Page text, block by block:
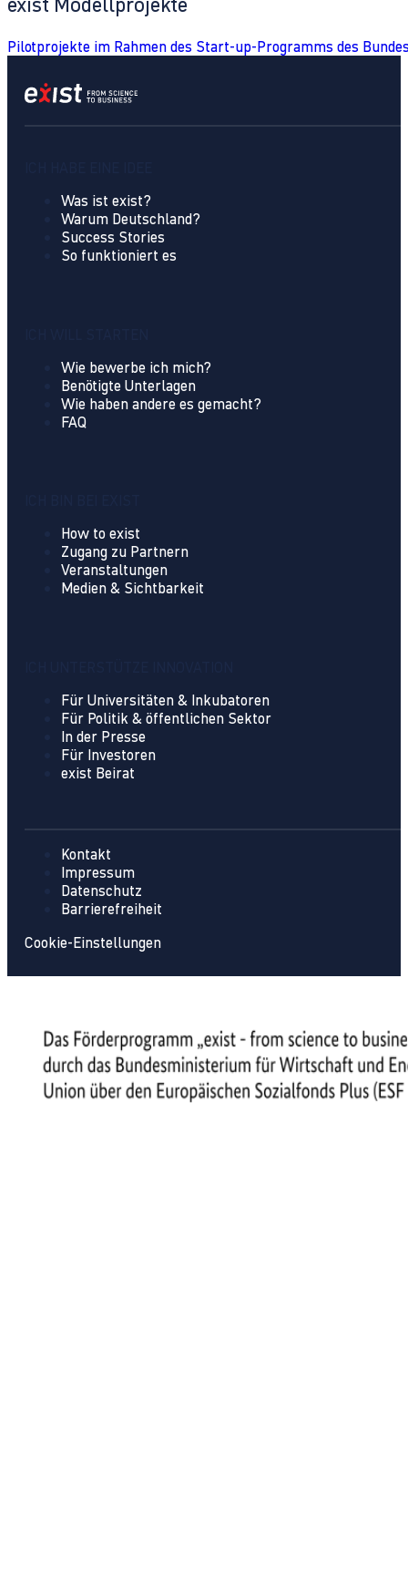
Pilotprojekte im Rahmen des Start-up-Programms des
Was ist exist?
Warum Deutschland?
Success Stories
So funktioniert es
Wie bewerbe ich mich?
Benötigte Unterlagen
Wie haben andere es gemacht?
FAQ
How to exist
Zugang zu Partnern
Veranstaltungen
Medien & Sichtbarkeit
Für Universitäten & Inkubatoren
Für Politik & öffentlichen Sektor
In der Presse
Für Investoren
exist Beirat
Kontakt
Impressum
Datenschutz
Barrierefreiheit
Cookie-Einstellungen